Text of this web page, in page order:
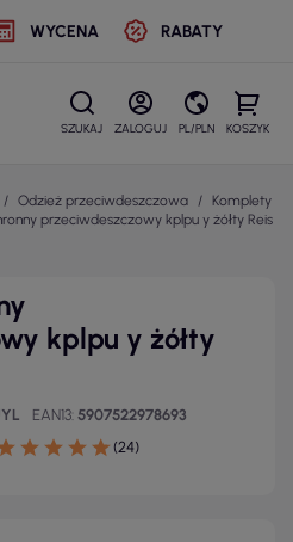
WYCENA RABATY
SZUKAJ ZALOGUJ PL/PLN KOSZYK
Odzież przeciwdeszczowa
Komplety
przeciwdeszczowy kplpu y żółty Reis
kplpu y żółty
EAN13 5907522978693
(24)